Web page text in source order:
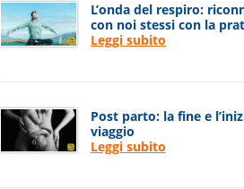
L’onda del respiro:
con noi stessi con la
Leggi subito
Post parto: la fine e
viaggio
Leggi subito